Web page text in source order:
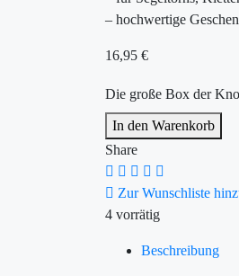
– hochwertige
16,95 €
Die große Box der
In den Warenkorb
Share
Zur Wunschliste
4 vorrätig
Beschreibung